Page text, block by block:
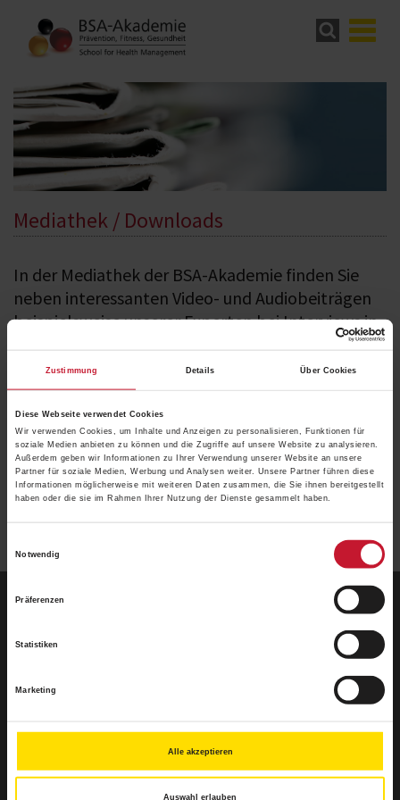
Zustimmung Details Über Cookies
Diese Webseite verwendet Cookies
Wir verwenden Cookies, um Inhalte und Anzeigen zu personalisieren, Funktionen für
soziale Medien anbieten zu können und die Zugriffe auf unsere Website zu analysieren.
Außerdem geben wir Informationen zu Ihrer Verwendung unserer Website an unsere
Partner für soziale Medien, Werbung und Analysen weiter. Unsere Partner führen diese
Informationen möglicherweise mit weiteren Daten zusammen, die Sie ihnen bereitgestellt
haben oder die sie im Rahmen Ihrer Nutzung der Dienste gesammelt haben.
Notwendig
Präferenzen
Statistiken
Marketing
Alle akzeptieren
Auswahl erlauben
Mediathek / Downloads
In der Mediathek der BSA-Akademie finden Sie
neben interessanten Video- und Audiobeiträgen
beispielsweise unserer Experten bei Interviews in
Zentrale
Telefon: +49 681 6855-0
info@bsa-akademie.de